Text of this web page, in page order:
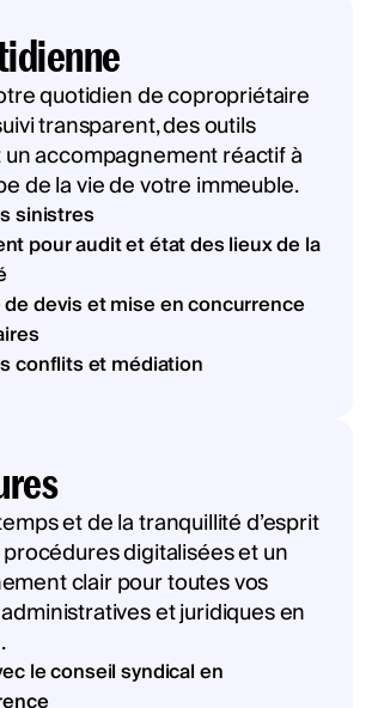
quotidien de copropriétaire
transparent, des outils
accompagnement réactif à
de la vie de votre immeuble.
sinistres
pour audit et état des lieux de la
devis et mise en concurrence
conflits et médiation
et de la tranquillité d’esprit
digitalisées et un
clair pour toutes vos
et juridiques en
le conseil syndical en